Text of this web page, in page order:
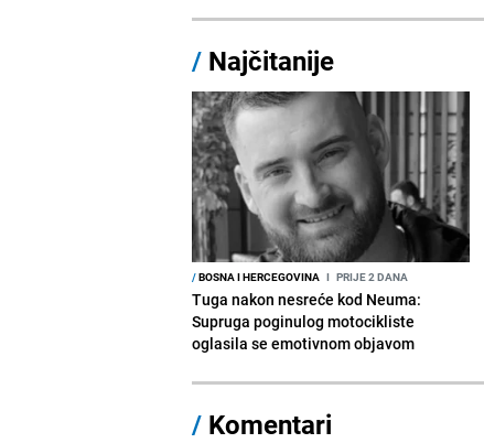
/ Najčitanije
/BOSNA I HERCEGOVINA I PRIJE 2 DANA
Tuga nakon nesreće kod Neuma:
Supruga poginulog motocikliste
oglasila se emotivnom objavom
/ Komentari